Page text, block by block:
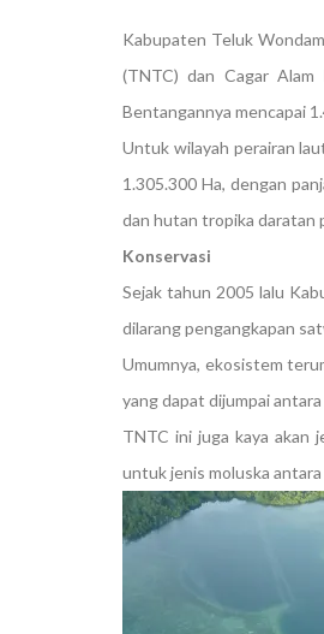
Kabupaten Teluk
(TNTC) dan Cagar Alam
Bentangannya mencapai
Untuk wilayah perairan
1.305.300 Ha, dengan
dan hutan tropika daratan
Konservasi
Sejak tahun 2005 lalu
dilarang pengangkapan
Umumnya, ekosistem
yang dapat dijumpai
TNTC ini juga kaya akan
untuk jenis moluska